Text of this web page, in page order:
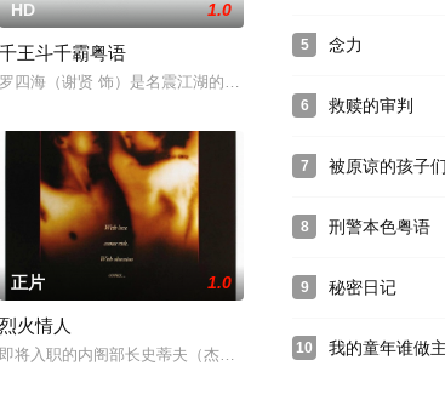
但当被雇佣过来打
书信为数不多的爱好之一，他对自己那副棋子也格外
HD 1.0
千王斗千霸粤语
罗四海（谢贤 饰）是名震江湖的千王之王，一日，他偶遇了在
（丛珊 饰）嫁给了易家寨六岁的小丈夫易少伟（王隹
来的美术老师，她年轻美丽，气质高雅。老教师芭芭拉(朱迪·
正片 1.0
烈火情人
即将入职的内阁部长史蒂夫（杰瑞米•艾恩斯 Jeremy Irons 饰）
5 念力
6 救赎的审判
7 被原谅的孩子们
8 刑警本色粤语
9 秘密日记
10 我的童年谁做主